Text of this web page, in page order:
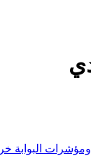
البوابة